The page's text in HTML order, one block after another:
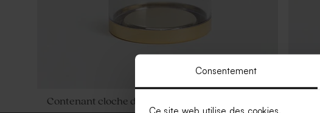
Consentement
Ce site web utilise des cookies.
Contenant cloche dorée fête